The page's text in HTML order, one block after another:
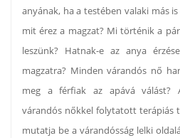
anyának, ha a testében valaki más
mit érez a magzat? Mi történik a
leszünk? Hatnak-e az anya
magzatra? Minden várandós nő
meg a férfiak az apává válást?
várandós nőkkel folytatott terápiás
mutatja be a várandósság lelki